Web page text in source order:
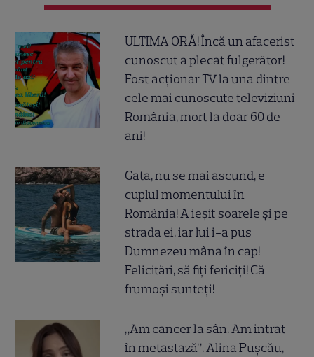
ULTIMA ORĂ! Încă un afacerist
cunoscut a plecat fulgerător!
Fost acționar TV la una dintre
cele mai cunoscute televiziuni
România, mort la doar 60 de
ani!
Gata, nu se mai ascund, e
cuplul momentului în
România! A ieșit soarele și pe
strada ei, iar lui i-a pus
Dumnezeu mâna în cap!
Felicitări, să fiți fericiți! Că
frumoși sunteți!
„Am cancer la sân. Am intrat
în metastază”. Alina Pușcău,